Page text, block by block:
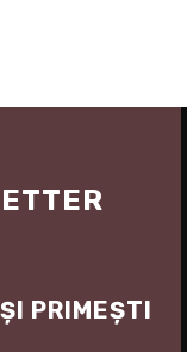
PRIMEȘTI